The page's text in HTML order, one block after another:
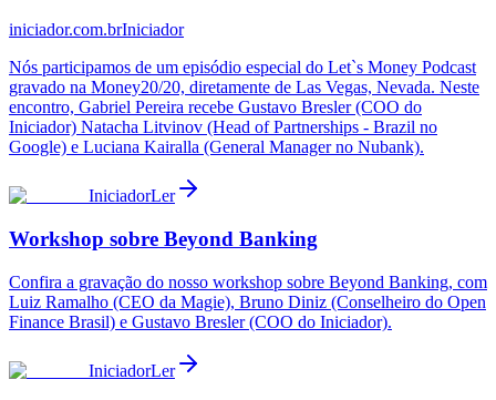
iniciador.com.brIniciador
Nós participamos de um episódio especial do Let`s Money Podcast
gravado na Money20/20, diretamente de Las Vegas, Nevada. Neste
encontro, Gabriel Pereira recebe Gustavo Bresler (COO do
Iniciador) Natacha Litvinov (Head of Partnerships - Brazil no
Google) e Luciana Kairalla (General Manager no Nubank).
IniciadorLer
Workshop sobre Beyond Banking
Confira a gravação do nosso workshop sobre Beyond Banking, com
Luiz Ramalho (CEO da Magie), Bruno Diniz (Conselheiro do Open
Finance Brasil) e Gustavo Bresler (COO do Iniciador).
IniciadorLer